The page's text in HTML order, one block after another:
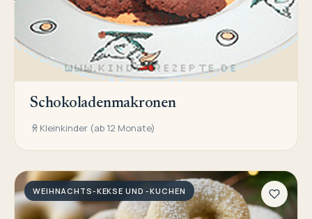
Schokoladenmakronen
Kleinkinder (ab 12 Monate)
WEIHNACHTS-KEKSE UND -KUCHEN